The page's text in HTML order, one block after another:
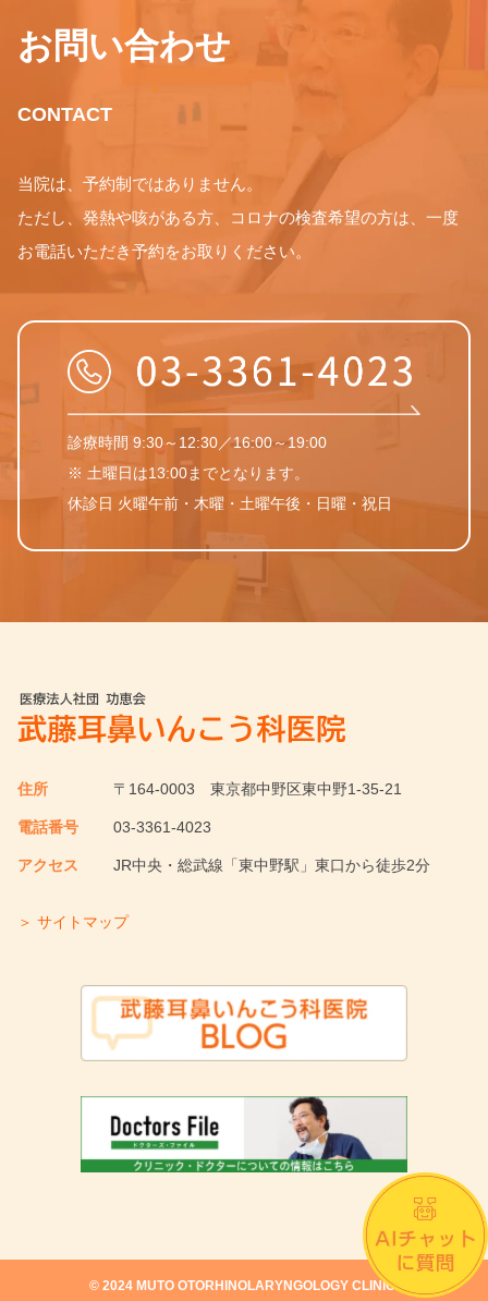
お問い合わせ
CONTACT
当院は、予約制ではありません。
ただし、発熱や咳がある方、コロナの検査希望の方は、一度
お電話いただき予約をお取りください。
診療時間 9:30～12:30／16:00～19:00
※ 土曜日は13:00までとなります。
休診日 火曜午前・木曜・土曜午後・日曜・祝日
住所 〒164-0003 東京都中野区東中野1-35-21
電話番号 03-3361-4023
アクセス JR中央・総武線「東中野駅」東口から徒歩2分
＞ サイトマップ
©︎ 2024 MUTO OTORHINOLARYNGOLOGY CLINIC.